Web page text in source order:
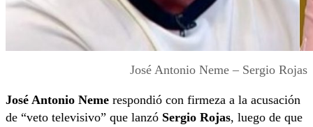
José Antonio Neme – Sergio Rojas
José Antonio Neme respondió con firmeza a la acusación
de “veto televisivo” que lanzó Sergio Rojas, luego de que